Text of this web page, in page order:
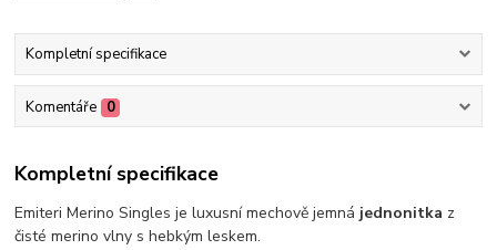
Kompletní specifikace
Komentáře 0
Kompletní specifikace
Emiteri Merino Singles je luxusní mechově jemná jednonitka z
čisté merino vlny s hebkým leskem.